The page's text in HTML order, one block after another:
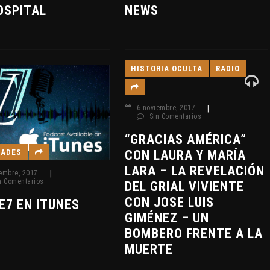
NEWS
2017
Comentarios
EN ITUNES
HISTORIA OCULTA RADIO
6 noviembre, 2017
Sin Comentarios
“GRACIAS AMÉRICA”
CON LAURA Y MARÍA
LARA – LA REVELACIÓN
DEL GRIAL VIVIENTE
CON JOSE LUIS
GIMÉNEZ – UN
BOMBERO FRENTE A LA
MUERTE